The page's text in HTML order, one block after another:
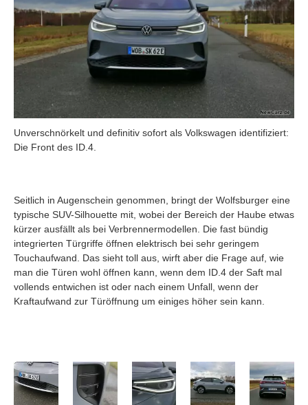
Unverschnörkelt und definitiv sofort als Volkswagen identifiziert:
Die Front des ID.4.
Seitlich in Augenschein genommen, bringt der Wolfsburger eine
typische SUV-Silhouette mit, wobei der Bereich der Haube etwas
kürzer ausfällt als bei Verbrennermodellen. Die fast bündig
integrierten Türgriffe öffnen elektrisch bei sehr geringem
Touchaufwand. Das sieht toll aus, wirft aber die Frage auf, wie
man die Türen wohl öffnen kann, wenn dem ID.4 der Saft mal
vollends entwichen ist oder nach einem Unfall, wenn der
Kraftaufwand zur Türöffnung um einiges höher sein kann.